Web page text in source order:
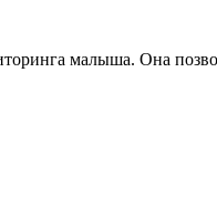
малыша. Она